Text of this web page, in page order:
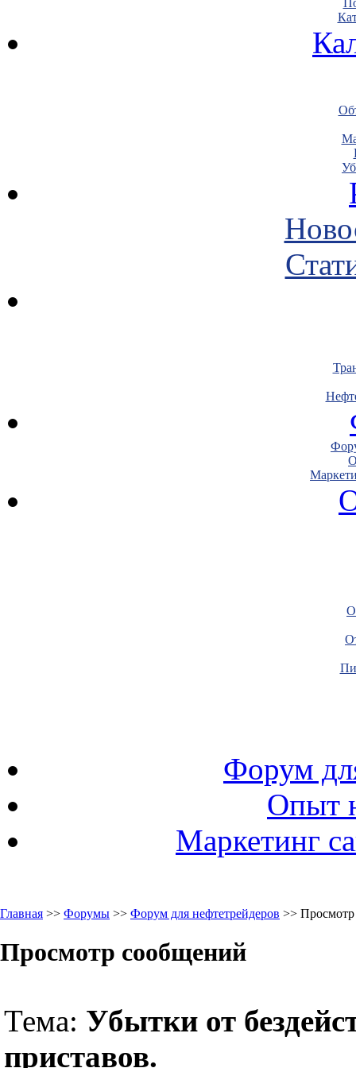
Форум
Опыт
Маркетинг
Главная >> Форумы >> Форум для нефтетрейдеров >>
Просмотр сообщений
Тема: Убытки от
приставов.